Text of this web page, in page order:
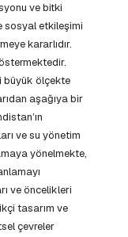
ve bitki
sosyal etkileşimi
kararlıdır.
büyük ölçekte
aşağıya bir
ve su yönetim
yönelmekte,
ve öncelikleri
tasarım ve
çevreler